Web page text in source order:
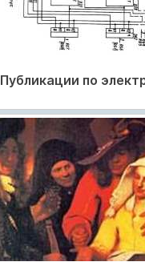
Публикации по